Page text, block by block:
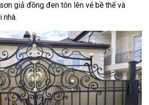
giả đồng đen tôn lên vẻ bề thế và
nhà.